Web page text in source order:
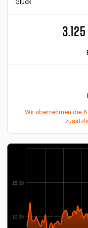
Glück
3.125
Wir übernehmen die
10.00
15.00